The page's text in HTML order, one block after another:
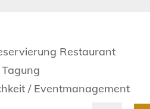
Restaurant
/ Eventmanagement